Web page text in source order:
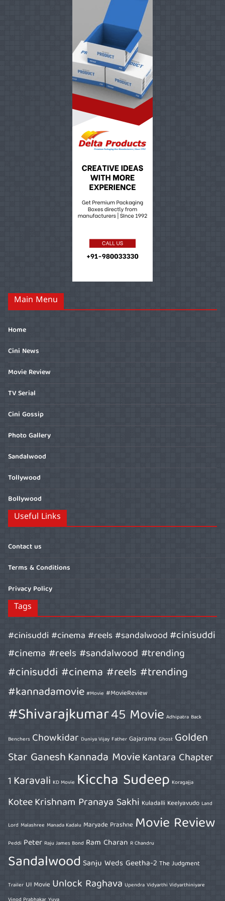
Main Menu
Home
Cini News
Movie Review
TV Serial
Cini Gossip
Photo Gallery
Sandalwood
Tollywood
Bollywood
Useful Links
Contact us
Terms & Conditions
Privacy Policy
Tags
#cinisuddi #cinema #reels #sandalwood#cinisuddi
#cinema #reels #sandalwood #trending
#cinisuddi #cinema #reels #trending
#kannadamovie #Movie #MovieReview
#Shivarajkumar45 Movie Adhipatra Back
Benchers Chowkidar Duniya Vijay Father Gajarama Ghost Golden
Star GaneshKannada MovieKantara Chapter
1 Karavali KD Movie Kiccha Sudeep Koragajja
KoteeKrishnam Pranaya Sakhi Kuladalli Keelyavudo Land
Lord Malashree Manada Kadalu Maryade Prashne Movie Review
Peddi Peter Raju James Bond Ram Charan R Chandru
Sandalwood Sanju Weds Geetha-2 The Judgment
Trailer UI Movie Unlock Raghava Upendra Vidyarthi Vidyarthiniyare